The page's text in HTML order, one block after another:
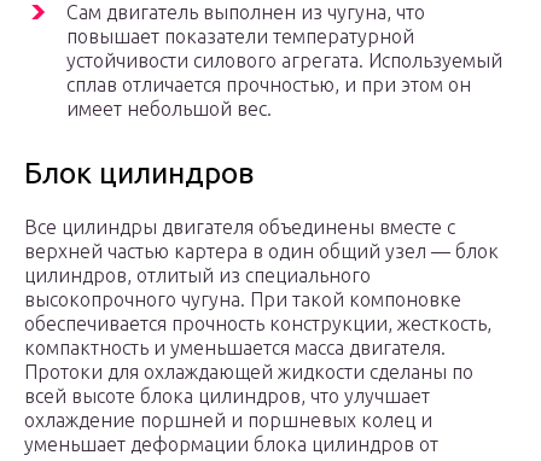
Сам двигатель выполнен из чугуна, что
повышает показатели температурной
устойчивости силового агрегата. Используемый
сплав отличается прочностью, и при этом он
имеет небольшой вес.
Блок цилиндров
Все цилиндры двигателя объединены вместе с
верхней частью картера в один общий узел — блок
цилиндров, отлитый из специального
высокопрочного чугуна. При такой компоновке
обеспечивается прочность конструкции, жесткость,
компактность и уменьшается масса двигателя.
Протоки для охлаждающей жидкости сделаны по
всей высоте блока цилиндров, что улучшает
охлаждение поршней и поршневых колец и
уменьшает деформации блока цилиндров от